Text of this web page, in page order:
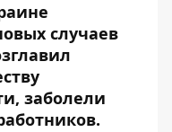
случаев
заболели